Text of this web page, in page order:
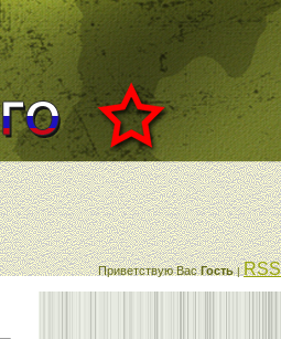
Приветствую Вас Гость |RSS